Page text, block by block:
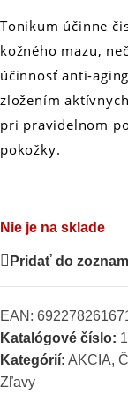
Tonikum účinne
kožného mazu,
účinnosť anti-
zložením
pri pravidelnom
pokožky.
Nie je na sklade
Pridať do
EAN:
Katalógové číslo:
Kategórií: AKCIA,
Zľavy